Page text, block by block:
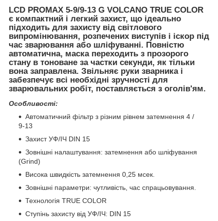
LCD PROMAX 5-9/9-13 G VOLCANO TRUE COLOR
є компактний і легкий захист, що ідеально
підходить для захисту від світлового
випромінювання, розпечених виступів і іскор під
час зварювання або шліфуванні. Повністю
автоматична, маска переходить з прозорого
стану в тоноване за частки секунди, як тільки
вона заправлена. Звільняє руки зварника і
забезпечує всі необхідні зручності для
зварювальних робіт, поставляється з оголів'ям.
Особливості:
Автоматичний фільтр з різним рівнем затемнення 4 /
9-13
Захист УФ/ІЧ DIN 15
Зовнішні налаштування: затемнення або шліфування
(Grind)
Висока швидкість затемнення 0,25 мсек.
Зовнішні параметри: чутливість, час спрацьовування.
Технологія TRUE COLOR
Ступінь захисту від УФ/ІЧ: DIN 15